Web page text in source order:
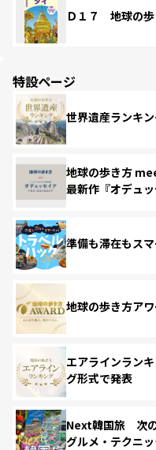
Ｄ１７ 地球の
特設ページ
世界遺産ランキ
地球の歩き方
最新作『オデュッ
準備も滞在もス
地球の歩き方ア
エアラインラン
グ形式で発表
Next韓国旅 次の
グルメ・テクニ